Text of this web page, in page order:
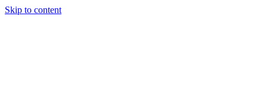
Skip to content